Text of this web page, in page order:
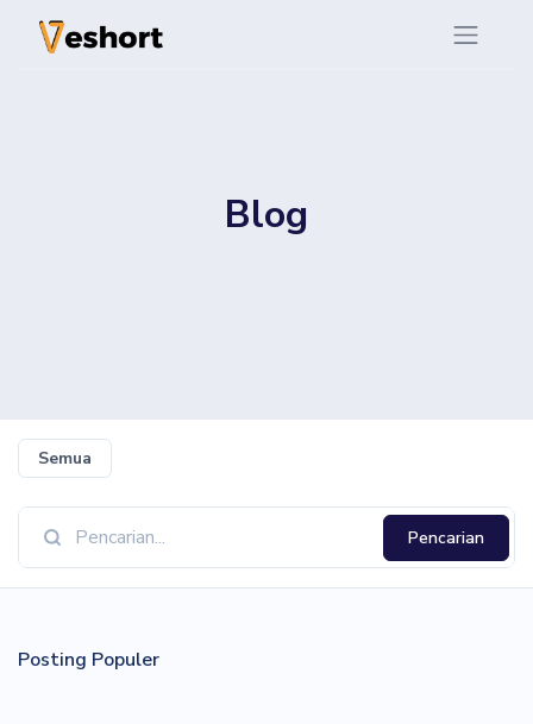
Blog
Semua
Pencarian
Posting Populer